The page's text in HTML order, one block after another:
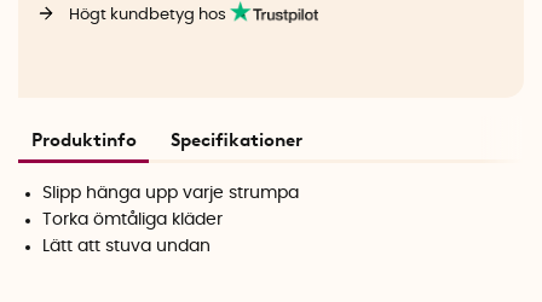
Högt kundbetyg hos
Produktinfo Specifikationer
Slipp hänga upp varje strumpa
Torka ömtåliga kläder
Lätt att stuva undan